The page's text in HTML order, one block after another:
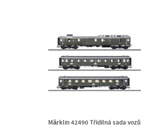
Märklin 42490 Třídílná sada vozů